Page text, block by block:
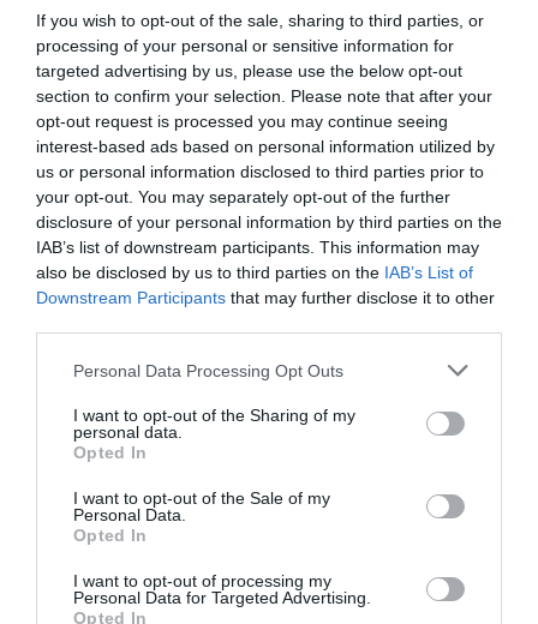
If you wish to opt-out of the sale, sharing to third parties, or
processing of your personal or sensitive information for
targeted advertising by us, please use the below opt-out
section to confirm your selection. Please note that after your
opt-out request is processed you may continue seeing
interest-based ads based on personal information utilized by
us or personal information disclosed to third parties prior to
your opt-out. You may separately opt-out of the further
disclosure of your personal information by third parties on the
IAB’s list of downstream participants. This information may
also be disclosed by us to third parties on the IAB’s List of
Downstream Participants that may further disclose it to other
Please note that this website/app uses one or more Google
not limited to your visit or usage behaviour. You may click to
grant or deny consent to Google and its third-party tags to
use your data for below specified purposes in below Google
consent section.
Personal Data Processing Opt Outs
I want to opt-out of the Sharing of my
personal data.
Opted In
I want to opt-out of the Sale of my
Personal Data.
Opted In
I want to opt-out of processing my
Personal Data for Targeted Advertising.
Opted In
ελληνικές εξαγωγές τροφίμων